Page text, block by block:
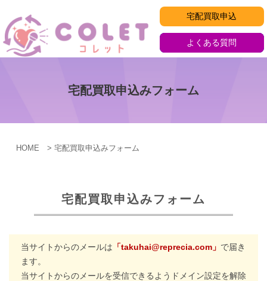
ン
テ
ン
キ
宅配買取申込
よくある質問
宅配買取申込みフォーム
HOME 宅配買取申込みフォーム
宅配買取申込みフォーム
当サイトからのメールは 「takuhai@reprecia.com」 で届き
ます。
当サイトからのメールを受信できるようドメイン設定を解除